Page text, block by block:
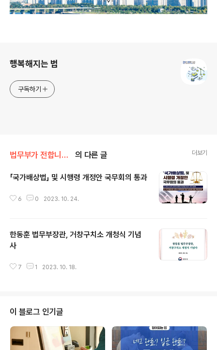
행복해지는 법
구독하기
법무부가 전합니다/법무부 카드&툰 의 다른 글 더보기
「국가배상법」 및 시행령 개정안 국무회의 통과
6 0 2023. 10. 24.
한동훈 법무부장관, 거창구치소 개청식 기념
사
7 1 2023. 10. 18.
이 블로그 인기글